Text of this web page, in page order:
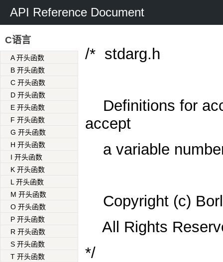
API Reference Document
C语言
A 开头函数
B 开头函数
C 开头函数
D 开头函数
E 开头函数
F 开头函数
G 开头函数
H 开头函数
I 开头函数
K 开头函数
L 开头函数
M 开头函数
O 开头函数
P 开头函数
R 开头函数
S 开头函数
T 开头函数
/* stdarg.h
Definitions for
accept
a variable
Copyright (c)
All Rights
*/